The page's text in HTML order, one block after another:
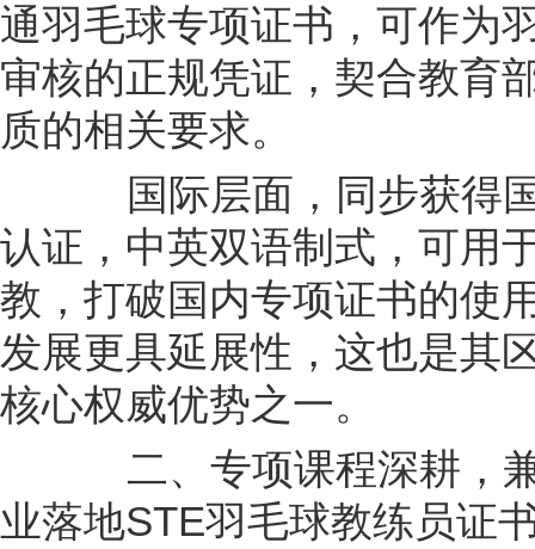
通羽毛球专项证书，可作为
审核的正规凭证，契合教育
质的相关要求。
国际层面，同步获得国
认证，中英双语制式，可用
教，打破国内专项证书的使
发展更具延展性，这也是其
核心权威优势之一。
二、专项课程深耕，兼
业落地STE羽毛球教练员证